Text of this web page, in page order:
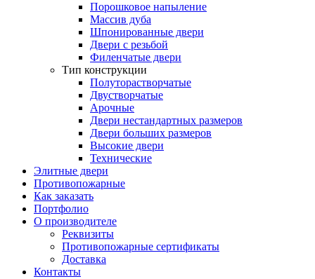
Порошковое напыление
Массив дуба
Шпонированные двери
Двери с резьбой
Филенчатые двери
Тип конструкции
Полуторастворчатые
Двустворчатые
Арочные
Двери нестандартных размеров
Двери больших размеров
Высокие двери
Технические
Элитные двери
Противопожарные
Как заказать
Портфолио
О производителе
Реквизиты
Противопожарные сертификаты
Доставка
Контакты